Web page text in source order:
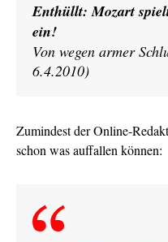
Enthüllt: Mozart
ein!
Von wegen armer
6.4.2010)
Zumindest der Online-
schon was auffallen können: